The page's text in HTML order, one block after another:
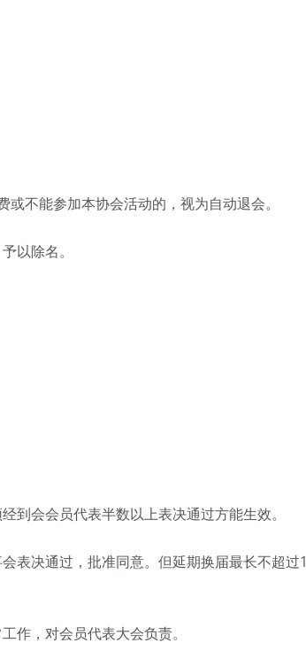
不能参加本协会活动的，视为自动退会。
以除名。
会会员代表半数以上表决通过方能生效。
决通过，批准同意。但延期换届最长不超过1
，对会员代表大会负责。